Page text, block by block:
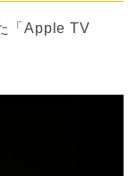
「Apple TV